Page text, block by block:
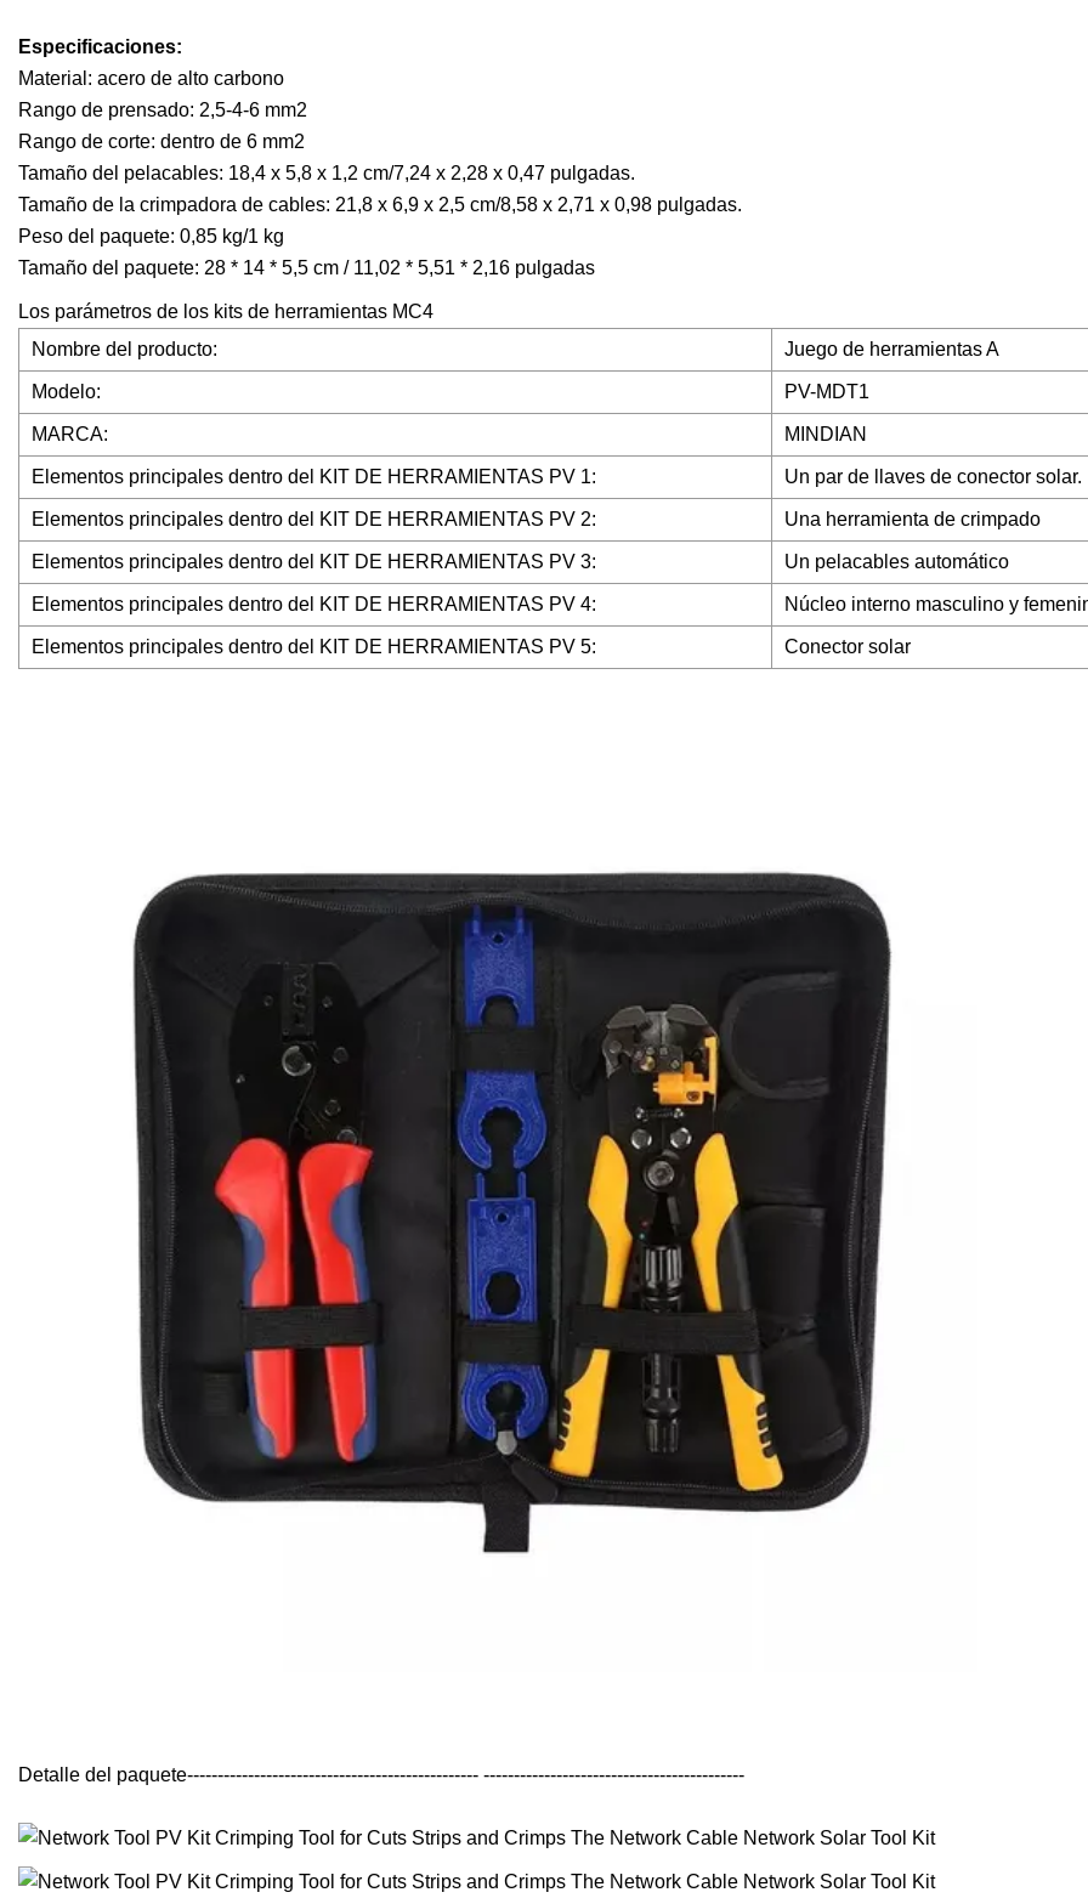
Especificaciones:
Material: acero de alto carbono
Rango de prensado: 2,5-4-6 mm2
Rango de corte: dentro de 6 mm2
Tamaño del pelacables: 18,4 x 5,8 x 1,2 cm/7,24 x 2,28 x 0,47 pulgadas.
Tamaño de la crimpadora de cables: 21,8 x 6,9 x 2,5 cm/8,58 x 2,71 x 0,98 pulgadas.
Peso del paquete: 0,85 kg/1 kg
Tamaño del paquete: 28 * 14 * 5,5 cm / 11,02 * 5,51 * 2,16 pulgadas
Los parámetros de los kits de herramientas MC4
Nombre del producto:
Juego de herramientas A
Modelo: PV-MDT1
MARCA: MINDIAN
Elementos principales dentro del KIT DE HERRAMIENTAS PV 1: Un par de llaves de conector solar.
Elementos principales dentro del KIT DE HERRAMIENTAS PV 2: Una herramienta de crimpado
Elementos principales dentro del KIT DE HERRAMIENTAS PV 3: Un pelacables automático
Elementos principales dentro del KIT DE HERRAMIENTAS PV 4: Núcleo interno masculino y
Elementos principales dentro del KIT DE HERRAMIENTAS PV 5: Conector solar
Detalle del paquete------------------------------------------------ -------------------------------------------